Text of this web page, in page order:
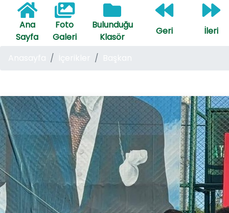
Ana
Sayfa
Foto
Galeri
Bulunduğu
Klasör
Geri İleri